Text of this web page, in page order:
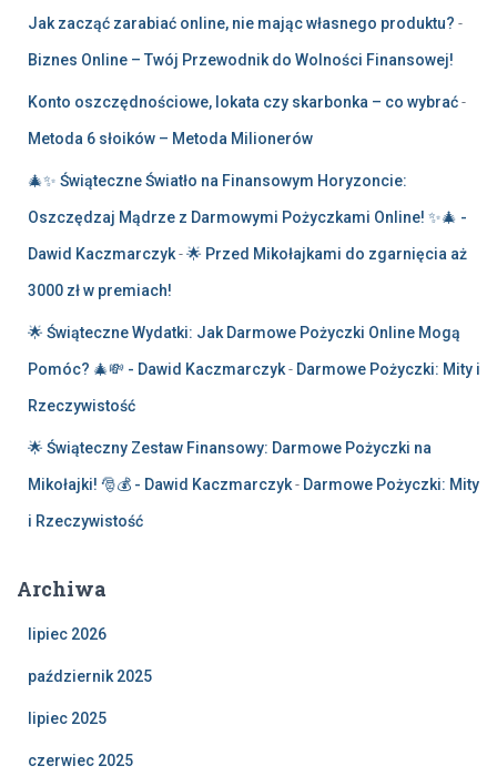
Jak zacząć zarabiać online, nie mając własnego produktu? -
Biznes Online – Twój Przewodnik do Wolności Finansowej!
Konto oszczędnościowe, lokata czy skarbonka – co wybrać-
Metoda 6 słoików – Metoda Milionerów
🎄✨ Świąteczne Światło na Finansowym Horyzoncie:
Oszczędzaj Mądrze z Darmowymi Pożyczkami Online! ✨🎄 -
Dawid Kaczmarczyk-🌟 Przed Mikołajkami do zgarnięcia aż
3000 zł w premiach!
🌟 Świąteczne Wydatki: Jak Darmowe Pożyczki Online Mogą
Pomóc? 🎄💸 - Dawid Kaczmarczyk- Darmowe Pożyczki: Mity i
Rzeczywistość
🌟 Świąteczny Zestaw Finansowy: Darmowe Pożyczki na
Mikołajki! 🎅💰 - Dawid Kaczmarczyk- Darmowe Pożyczki: Mity
i Rzeczywistość
Archiwa
lipiec 2026
październik 2025
lipiec 2025
czerwiec 2025